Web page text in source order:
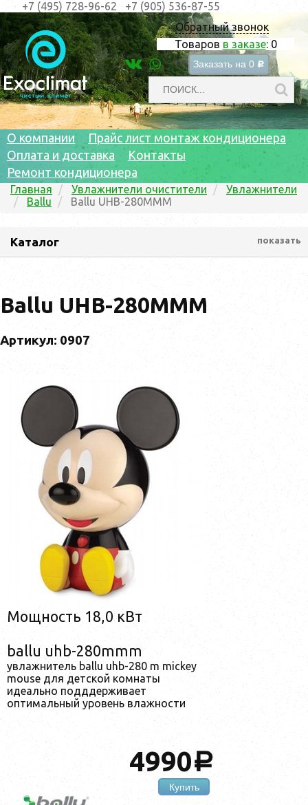
Обратный звонок
Товаров в заказе: 0
Заказать на 0 c
+7 (495) 728-96-62 +7 (905) 536-87-55
О компании
Прайс лист монтаж кондиционера
Оплата и доставка
Контакты
Ремонт кондиционера
Главная Увлажнители очистители
Увлажнители
Ballu
Ballu UHB-280MMM
Каталог показать
Ballu UHB-280MMM
Артикул: 0907
Мощность 18,0 кВт
ballu uhb-280mmm
увлажнитель ballu uhb-280 m mickey
mouse для детской комнаты
идеально подддерживает
оптимальный уровень влажности
4990a
Купить